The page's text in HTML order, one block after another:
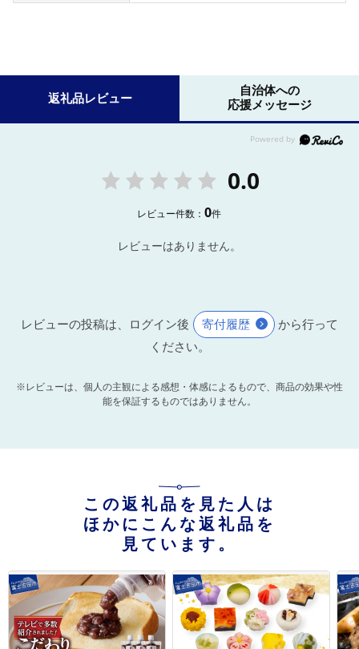
返礼品レビュー
自治体への
応援メッセージ
0.0
レビュー件数：0件
レビューはありません。
レビューの投稿は、ログイン後 寄付履歴
から行って
ください。
※レビューは、個人の主観による感想・体感によるもので、商品の効果や性
能を保証するものではありません。
この返礼品を見た人は
ほかにこんな返礼品を
見ています。